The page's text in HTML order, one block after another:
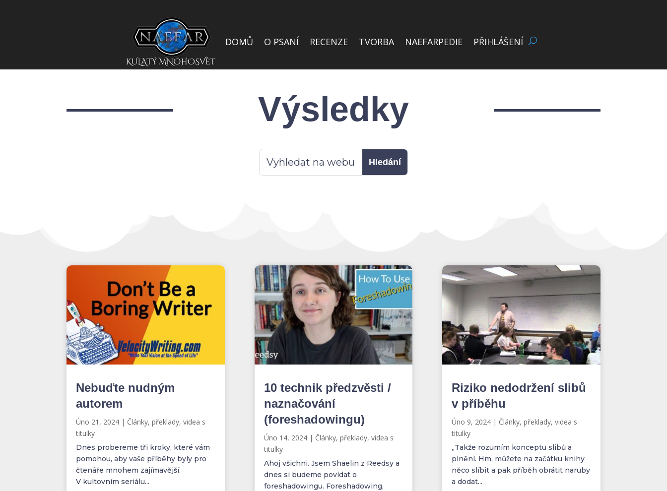
DOMŮ O PSANÍ RECENZE TVORBA NAEFARPEDIE PŘIHLÁŠENÍ
Výsledky
Nebuďte nudným
autorem
Úno 21, 2024 | Články, překlady, videa s
titulky
Dnes probereme tři kroky, které vám
pomohou, aby vaše příběhy byly pro
čtenáře mnohem zajímavější.
V kultovním seriálu...
10 technik předzvěsti /
naznačování
(foreshadowingu)
Úno 14, 2024| Články, překlady, videa s
titulky
Ahoj všichni. Jsem Shaelin z Reedsy a
dnes si budeme povídat o
foreshadowingu. Foreshadowing,
Riziko nedodržení slibů
v příběhu
Úno 9, 2024| Články, překlady, videa s
titulky
„Takže rozumím konceptu slibů a
plnění. Hm, můžete na začátku knihy
něco slíbit a pak příběh obrátit naruby
a dodat...